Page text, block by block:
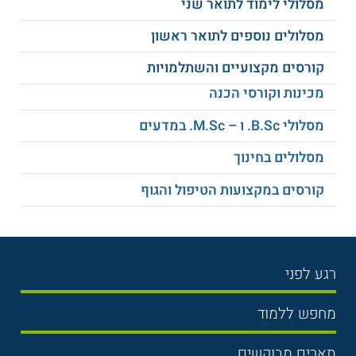
תקשורת בינאישית
תכנון וניהול תקציב אבטחת מידע
גיוס והכשרת כוח אדם ניתוח SWOT
ניתוח סיכונים באבטחה
האסלם
תרבות ארגונית
על מוסד הלימוד
מסלולים נוספים לתואר ראשון
קורסים מקצועיים והשתלמויות
מכינות וקורסי הכנה
מסלולי B.Sc. ו – M.Sc. במדעים
מסלולים בחינוך
קורסים במקצועות הטיפול והגוף
רגע לפני
בחירת לימודים
תנאי קבלה
מחפש ללמוד
תואר ראשון